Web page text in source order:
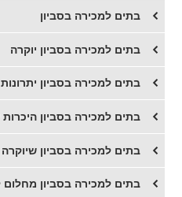
בתים למכירה בסביון
​בתים למכירה בסביון יוקרה
​בתים למכירה בסביון יתרונות
בתים למכירה בסביון
בתים למכירה בסביון
בתים למכירה בסביון מחלום